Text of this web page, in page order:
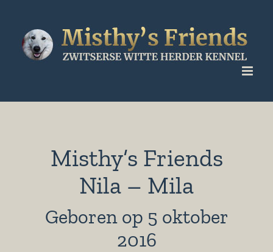
inhoud
Misthy’s Friends
Nila – Mila
Geboren op 5 oktober
2016